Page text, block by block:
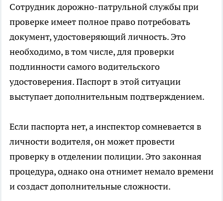
Сотрудник дорожно-патрульной службы при
проверке имеет полное право потребовать
документ, удостоверяющий личность. Это
необходимо, в том числе, для проверки
подлинности самого водительского
удостоверения. Паспорт в этой ситуации
выступает дополнительным подтверждением.
Если паспорта нет, а инспектор сомневается в
личности водителя, он может провести
проверку в отделении полиции. Это законная
процедура, однако она отнимет немало времени
и создаст дополнительные сложности.